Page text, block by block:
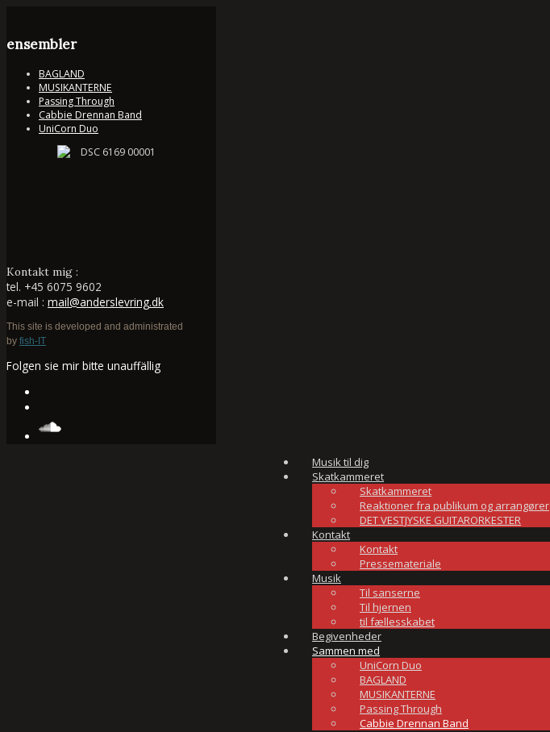
ensembler
BAGLAND
MUSIKANTERNE
Passing Through
Cabbie Drennan Band
UniCorn Duo
Kontakt mig :
tel. +45 6075 9602
e-mail : mail@anderslevring.dk
This site is developed and administrated
by fish-IT
Folgen sie mir bitte unauffällig
Musik til dig
Skatkammeret
Skatkammeret
Reaktioner fra publikum og arrangører
DET VESTJYSKE GUITARORKESTER
Kontakt
Kontakt
Pressemateriale
Musik
Til sanserne
Til hjernen
til fællesskabet
Begivenheder
Sammen med
UniCorn Duo
BAGLAND
MUSIKANTERNE
Passing Through
Cabbie Drennan Band